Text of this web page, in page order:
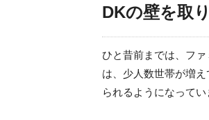
DKの壁を取
ひと昔前までは、フ
は、少人数世帯が増
られるようになってい